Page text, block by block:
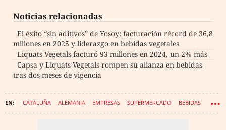
Noticias relacionadas
El éxito “sin aditivos” de Yosoy: facturación récord de 36,8
millones en 2025 y liderazgo en bebidas vegetales
Liquats Vegetals facturó 93 millones en 2024, un 2% más
Capsa y Liquats Vegetals rompen su alianza en bebidas
tras dos meses de vigencia
CATALUÑA ALEMANIA EMPRESAS SUPERMERCADO BEBIDAS